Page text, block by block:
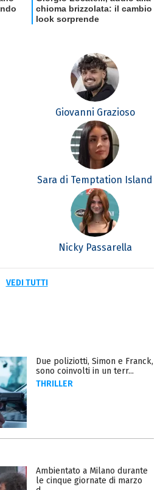
Giovanni Grazioso
Sara di Temptation Island
Nicky Passarella
VEDI TUTTI
Due poliziotti, Simon e Franck,
sono coinvolti in un terr...
THRILLER
Ambientato a Milano durante
le cinque giornate di marzo